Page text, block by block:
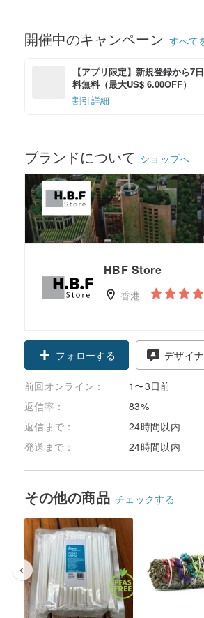
開催中のキャンペーン すべて
【アプリ限定】新規登録から7
料無料（最大US$ 6.00OFF）
割引詳細
ブランドについて ショップへ
HBF Store
香港
フォローする デザイ
前回オンライン：
1〜3日前
返信率：
83%
返信まで：
24時間以内
発送まで：
24時間以内
その他の商品 チェックする